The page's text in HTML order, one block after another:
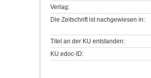
Verlag:
Die Zeitschrift ist nachgewiesen in:
Titel an der KU entstanden:
KU.edoc-ID: